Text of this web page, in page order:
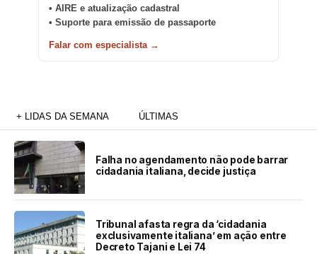
• AIRE e atualização cadastral
• Suporte para emissão de passaporte
Falar com especialista →
+ LIDAS DA SEMANA ÚLTIMAS
Falha no agendamento não pode barrar
cidadania italiana, decide justiça
Tribunal afasta regra da ‘cidadania
exclusivamente italiana’ em ação entre
Decreto Tajani e Lei 74